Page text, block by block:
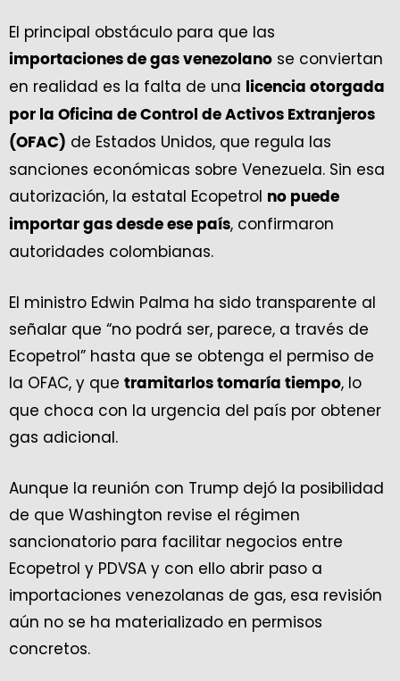
El principal obstáculo para que las
importaciones de gas venezolano se conviertan
en realidad es la falta de una
licencia otorgada
por la Oficina de Control de Activos Extranjeros
(OFAC) de Estados Unidos, que regula las
sanciones económicas sobre Venezuela. Sin esa
autorización, la estatal Ecopetrol no puede
importar gas desde ese país, confirmaron
autoridades colombianas.
El ministro Edwin Palma ha sido transparente al
señalar que “no podrá ser, parece, a través de
Ecopetrol” hasta que se obtenga el permiso de
la OFAC, y que tramitarlos tomaría tiempo, lo
que choca con la urgencia del país por obtener
gas adicional.
Aunque la reunión con Trump dejó la posibilidad
de que Washington revise el régimen
sancionatorio para facilitar negocios entre
Ecopetrol y PDVSA y con ello abrir paso a
importaciones venezolanas de gas, esa revisión
aún no se ha materializado en permisos
concretos.